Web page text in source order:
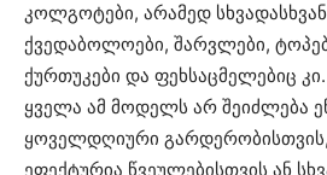
კოლგოტები, არამედ
ქვედაბოლოები, შარვლები,
ქურთუკები და ფეხსაცმელებიც
ყველა ამ მოდელს არ შეიძლება
ყოველდღიური
ეფექტურია წვეულებისთვის ან